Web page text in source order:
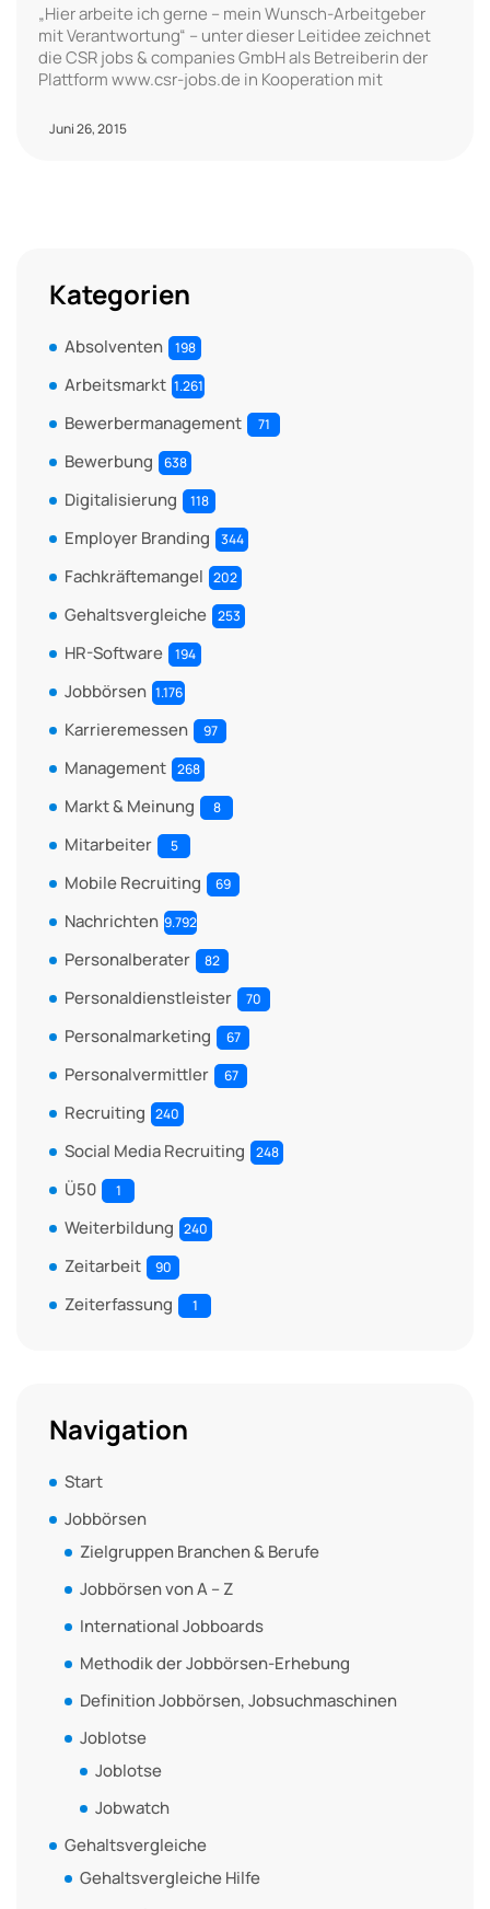
„Hier arbeite ich gerne – mein Wunsch-Arbeitgeber
mit Verantwortung“ – unter dieser Leitidee zeichnet
die CSR jobs & companies GmbH als Betreiberin der
Plattform www.csr-jobs.de in Kooperation mit
Juni 26, 2015
Kategorien
Absolventen 198
Arbeitsmarkt 1.261
Bewerbermanagement 71
Bewerbung 638
Digitalisierung 118
Employer Branding 344
Fachkräftemangel 202
Gehaltsvergleiche 253
HR-Software 194
Jobbörsen 1.176
Karrieremessen 97
Management 268
Markt & Meinung 8
Mitarbeiter 5
Mobile Recruiting 69
Nachrichten 9.792
Personalberater 82
Personaldienstleister 70
Personalmarketing 67
Personalvermittler 67
Recruiting 240
Social Media Recruiting 248
Ü50 1
Weiterbildung 240
Zeitarbeit 90
Zeiterfassung 1
Navigation
Start
Jobbörsen
Zielgruppen Branchen & Berufe
Jobbörsen von A – Z
International Jobboards
Methodik der Jobbörsen-Erhebung
Definition Jobbörsen, Jobsuchmaschinen
Joblotse
Joblotse
Jobwatch
Gehaltsvergleiche
Gehaltsvergleiche Hilfe